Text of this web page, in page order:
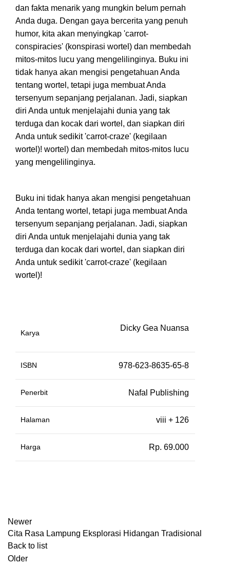
dan fakta menarik yang mungkin belum pernah
Anda duga. Dengan gaya bercerita yang penuh
humor, kita akan menyingkap 'carrot-
conspiracies' (konspirasi wortel) dan membedah
mitos-mitos lucu yang mengelilinginya. Buku ini
tidak hanya akan mengisi pengetahuan Anda
tentang wortel, tetapi juga membuat Anda
tersenyum sepanjang perjalanan. Jadi, siapkan
diri Anda untuk menjelajahi dunia yang tak
terduga dan kocak dari wortel, dan siapkan diri
Anda untuk sedikit 'carrot-craze' (kegilaan
wortel)! wortel) dan membedah mitos-mitos lucu
yang mengelilinginya.
Buku ini tidak hanya akan mengisi pengetahuan
Anda tentang wortel, tetapi juga membuat Anda
tersenyum sepanjang perjalanan. Jadi, siapkan
diri Anda untuk menjelajahi dunia yang tak
terduga dan kocak dari wortel, dan siapkan diri
Anda untuk sedikit 'carrot-craze' (kegilaan
wortel)!
Karya
Dicky Gea Nuansa
ISBN 978-623-8635-65-8
Penerbit Nafal Publishing
Halaman viii + 126
Harga Rp. 69.000
Newer
Cita Rasa Lampung Eksplorasi Hidangan Tradisional
Back to list
Older